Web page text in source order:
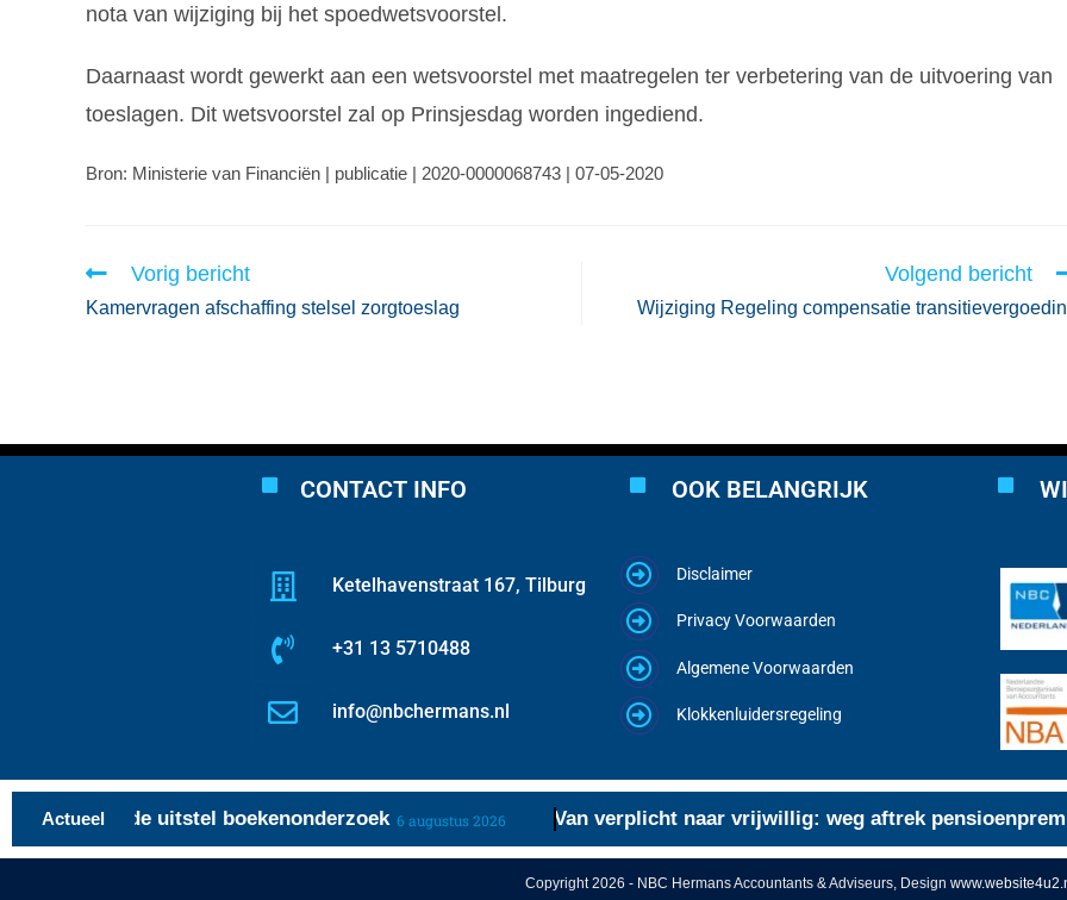
nota van wijziging bij het spoedwetsvoorstel.
Daarnaast wordt gewerkt aan een wetsvoorstel met maatregelen ter verbetering van de uitvoering van
toeslagen. Dit wetsvoorstel zal op Prinsjesdag worden ingediend.
Bron: Ministerie van Financiën | publicatie | 2020-0000068743 | 07-05-2020
Vorig bericht
Kamervragen afschaffing stelsel zorgtoeslag
Volgend bericht
Wijziging Regeling compensatie
CONTACT INFO
Ketelhavenstraat 167, Tilburg
+31 13 5710488
info@nbchermans.nl
OOK BELANGRIJK
Disclaimer
Privacy Voorwaarden
Algemene Voorwaarden
Klokkenluidersregeling
Actueel
periode uitstel boekenonderzoek 6 augustus 2026 Van verplicht naar vrijwillig: weg aftrek pensioenpremie 6
Copyright 2026 - NBC Hermans Accountants & Adviseurs, Design